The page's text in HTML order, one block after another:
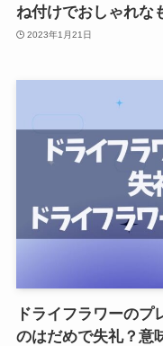
ね付けでおしゃれな
2023年1月21日
ドライフラワーのプ
のはだめで失礼？意